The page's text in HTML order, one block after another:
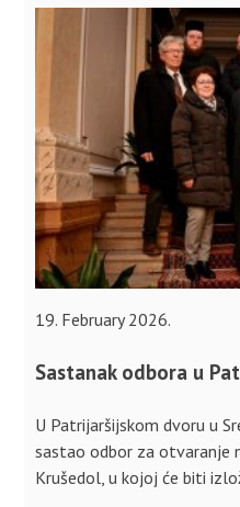
19. February 2026.
Sastanak odbora u
U Patrijaršijskom dvoru u
sastao odbor za otvaranje
Krušedol, u kojoj će biti